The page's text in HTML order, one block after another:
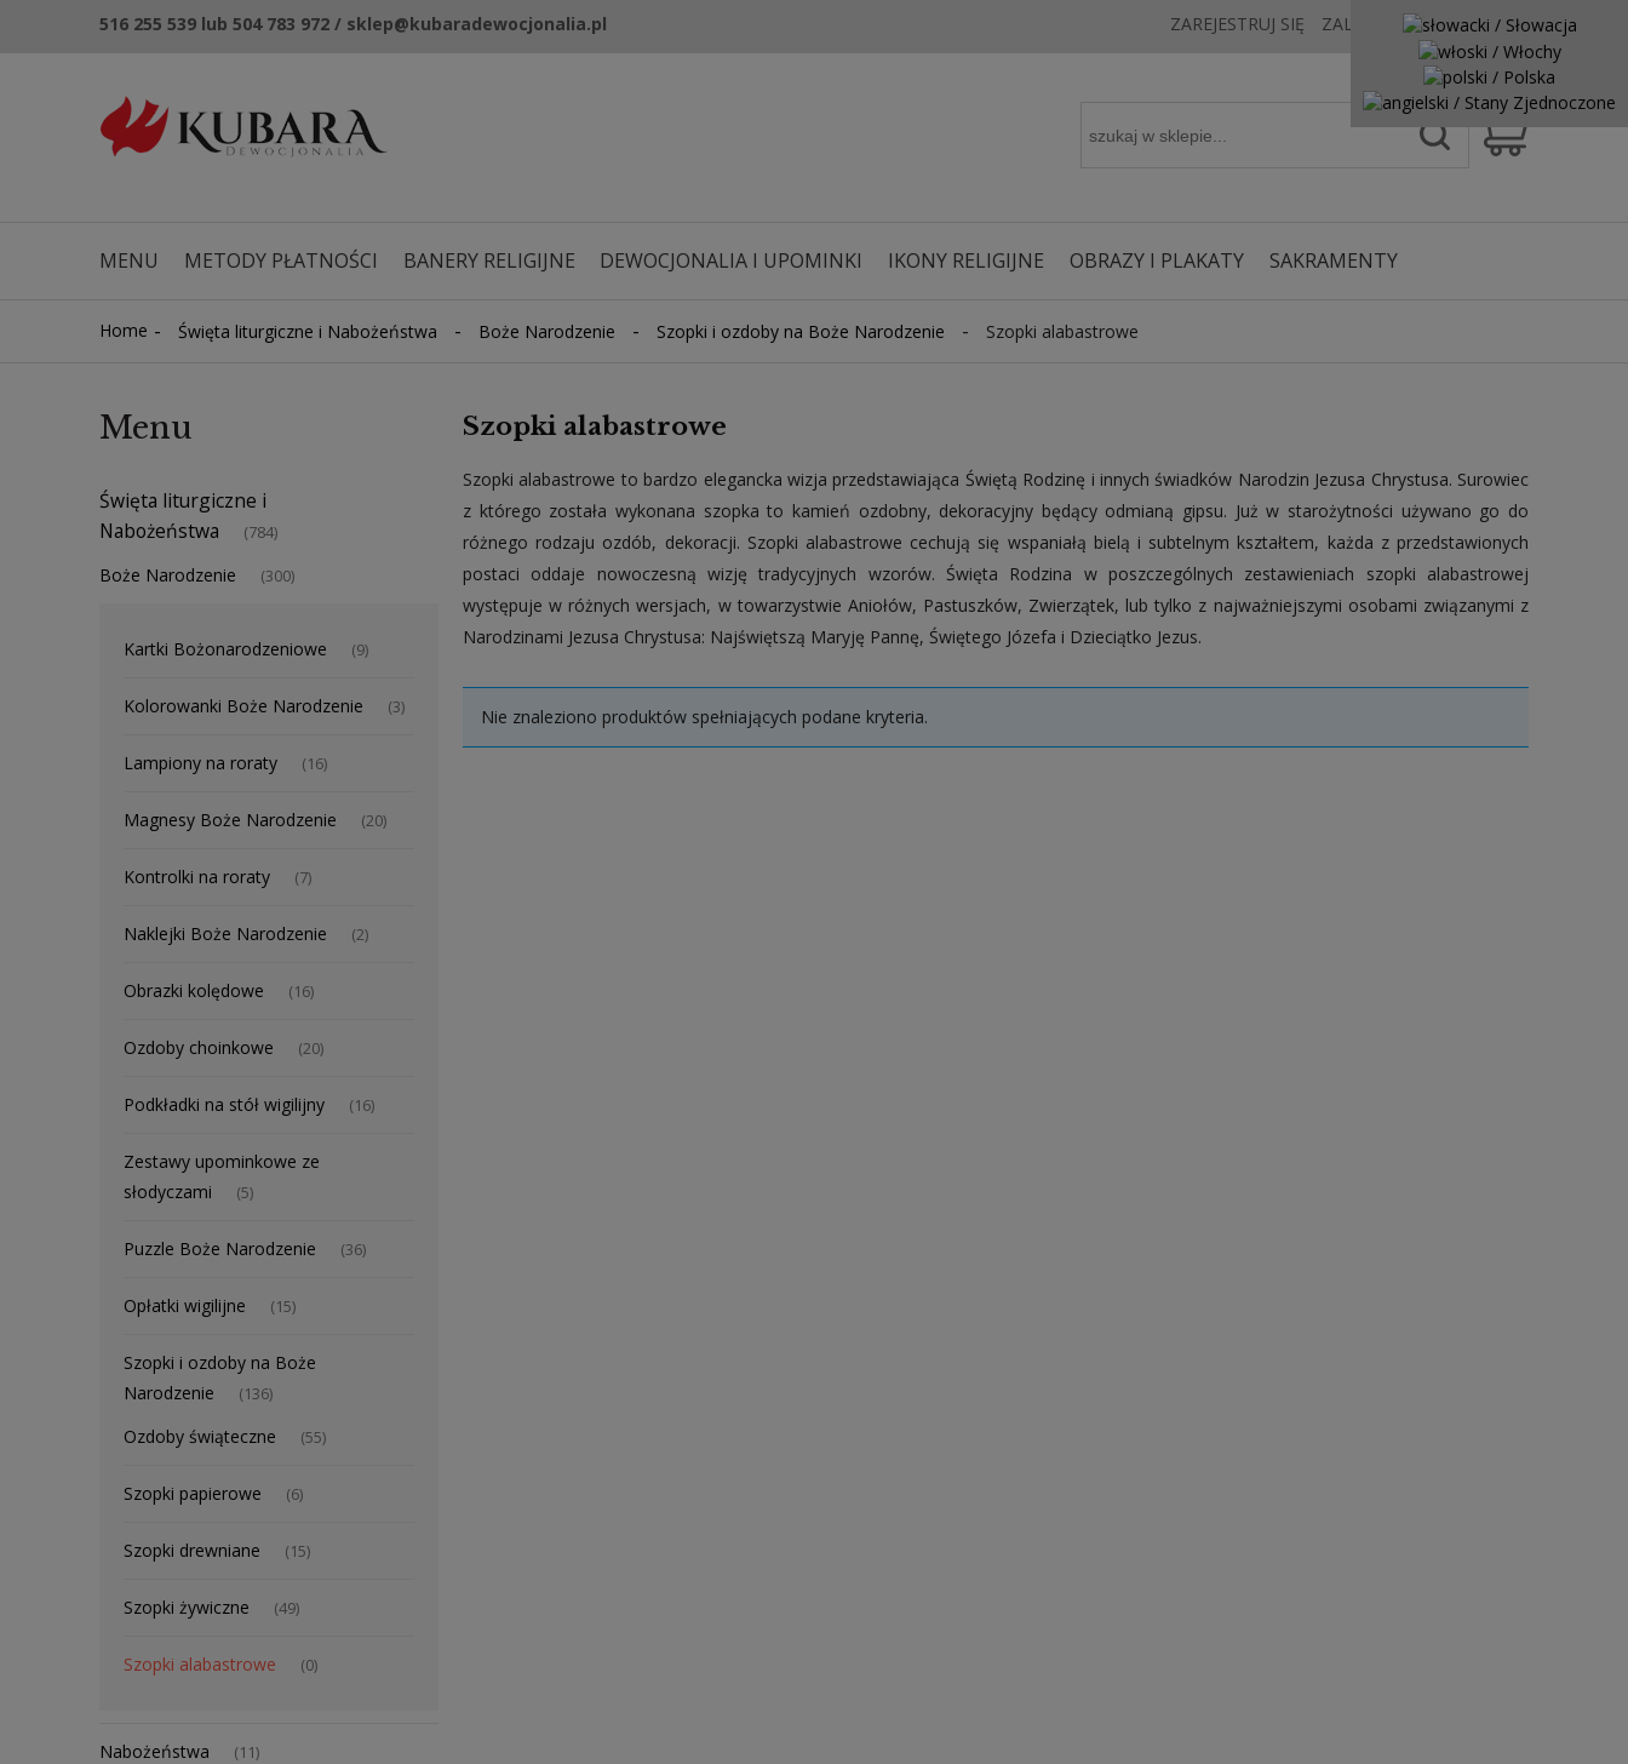
516 255 539 lub 504 783 972 / sklep@kubaradewocjonalia.pl ZAREJESTRUJ SIĘ ZALOGUJ SIĘ KONTAKT
MENU METODY PŁATNOŚCI BANERY RELIGIJNE DEWOCJONALIA I UPOMINKI IKONY RELIGIJNE OBRAZY I PLAKATY
SAKRAMENTY
Home - Święta liturgiczne i Nabożeństwa - Boże Narodzenie - Szopki i ozdoby na Boże Narodzenie - Szopki alabastrowe
Menu
Święta liturgiczne i
Nabożeństwa
(784)
Boże Narodzenie (300)
Kartki Bożonarodzeniowe (9)
Kolorowanki Boże Narodzenie (3)
Lampiony na roraty (16)
Magnesy Boże Narodzenie (20)
Kontrolki na roraty (7)
Naklejki Boże Narodzenie (2)
Obrazki kolędowe (16)
Ozdoby choinkowe (20)
Podkładki na stół wigilijny (16)
Zestawy upominkowe ze
słodyczami
(5)
Puzzle Boże Narodzenie (36)
Opłatki wigilijne (15)
Szopki i ozdoby na Boże
Narodzenie
(136)
Ozdoby świąteczne (55)
Szopki papierowe (6)
Szopki drewniane (15)
Szopki żywiczne (49)
Szopki alabastrowe (0)
Nabożeństwa (11)
Szopki alabastrowe
Szopki alabastrowe to bardzo elegancka wizja przedstawiająca Świętą Rodzinę i innych świadków Narodzin Jezusa Chrystusa. Surowiec
z którego została wykonana szopka to kamień ozdobny, dekoracyjny będący odmianą gipsu. Już w starożytności używano go do
różnego rodzaju ozdób, dekoracji. Szopki alabastrowe cechują się wspaniałą bielą i subtelnym kształtem, każda z przedstawionych
postaci oddaje nowoczesną wizję tradycyjnych wzorów. Święta Rodzina w poszczególnych zestawieniach szopki alabastrowej
występuje w różnych wersjach, w towarzystwie Aniołów, Pastuszków, Zwierzątek, lub tylko z najważniejszymi osobami związanymi z
Narodzinami Jezusa Chrystusa: Najświętszą Maryję Pannę, Świętego Józefa i Dzieciątko Jezus.
Nie znaleziono produktów spełniających podane kryteria.